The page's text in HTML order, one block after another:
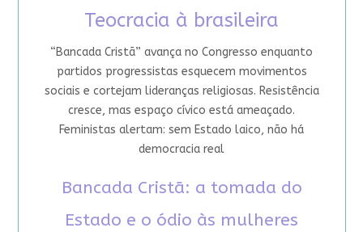
Teocracia à brasileira
“Bancada Cristã” avança no Congresso enquanto
partidos progressistas esquecem movimentos
sociais e cortejam lideranças religiosas. Resistência
cresce, mas espaço cívico está ameaçado.
Feministas alertam: sem Estado laico, não há
democracia real
Bancada Cristã: a tomada do
Estado e o ódio às mulheres